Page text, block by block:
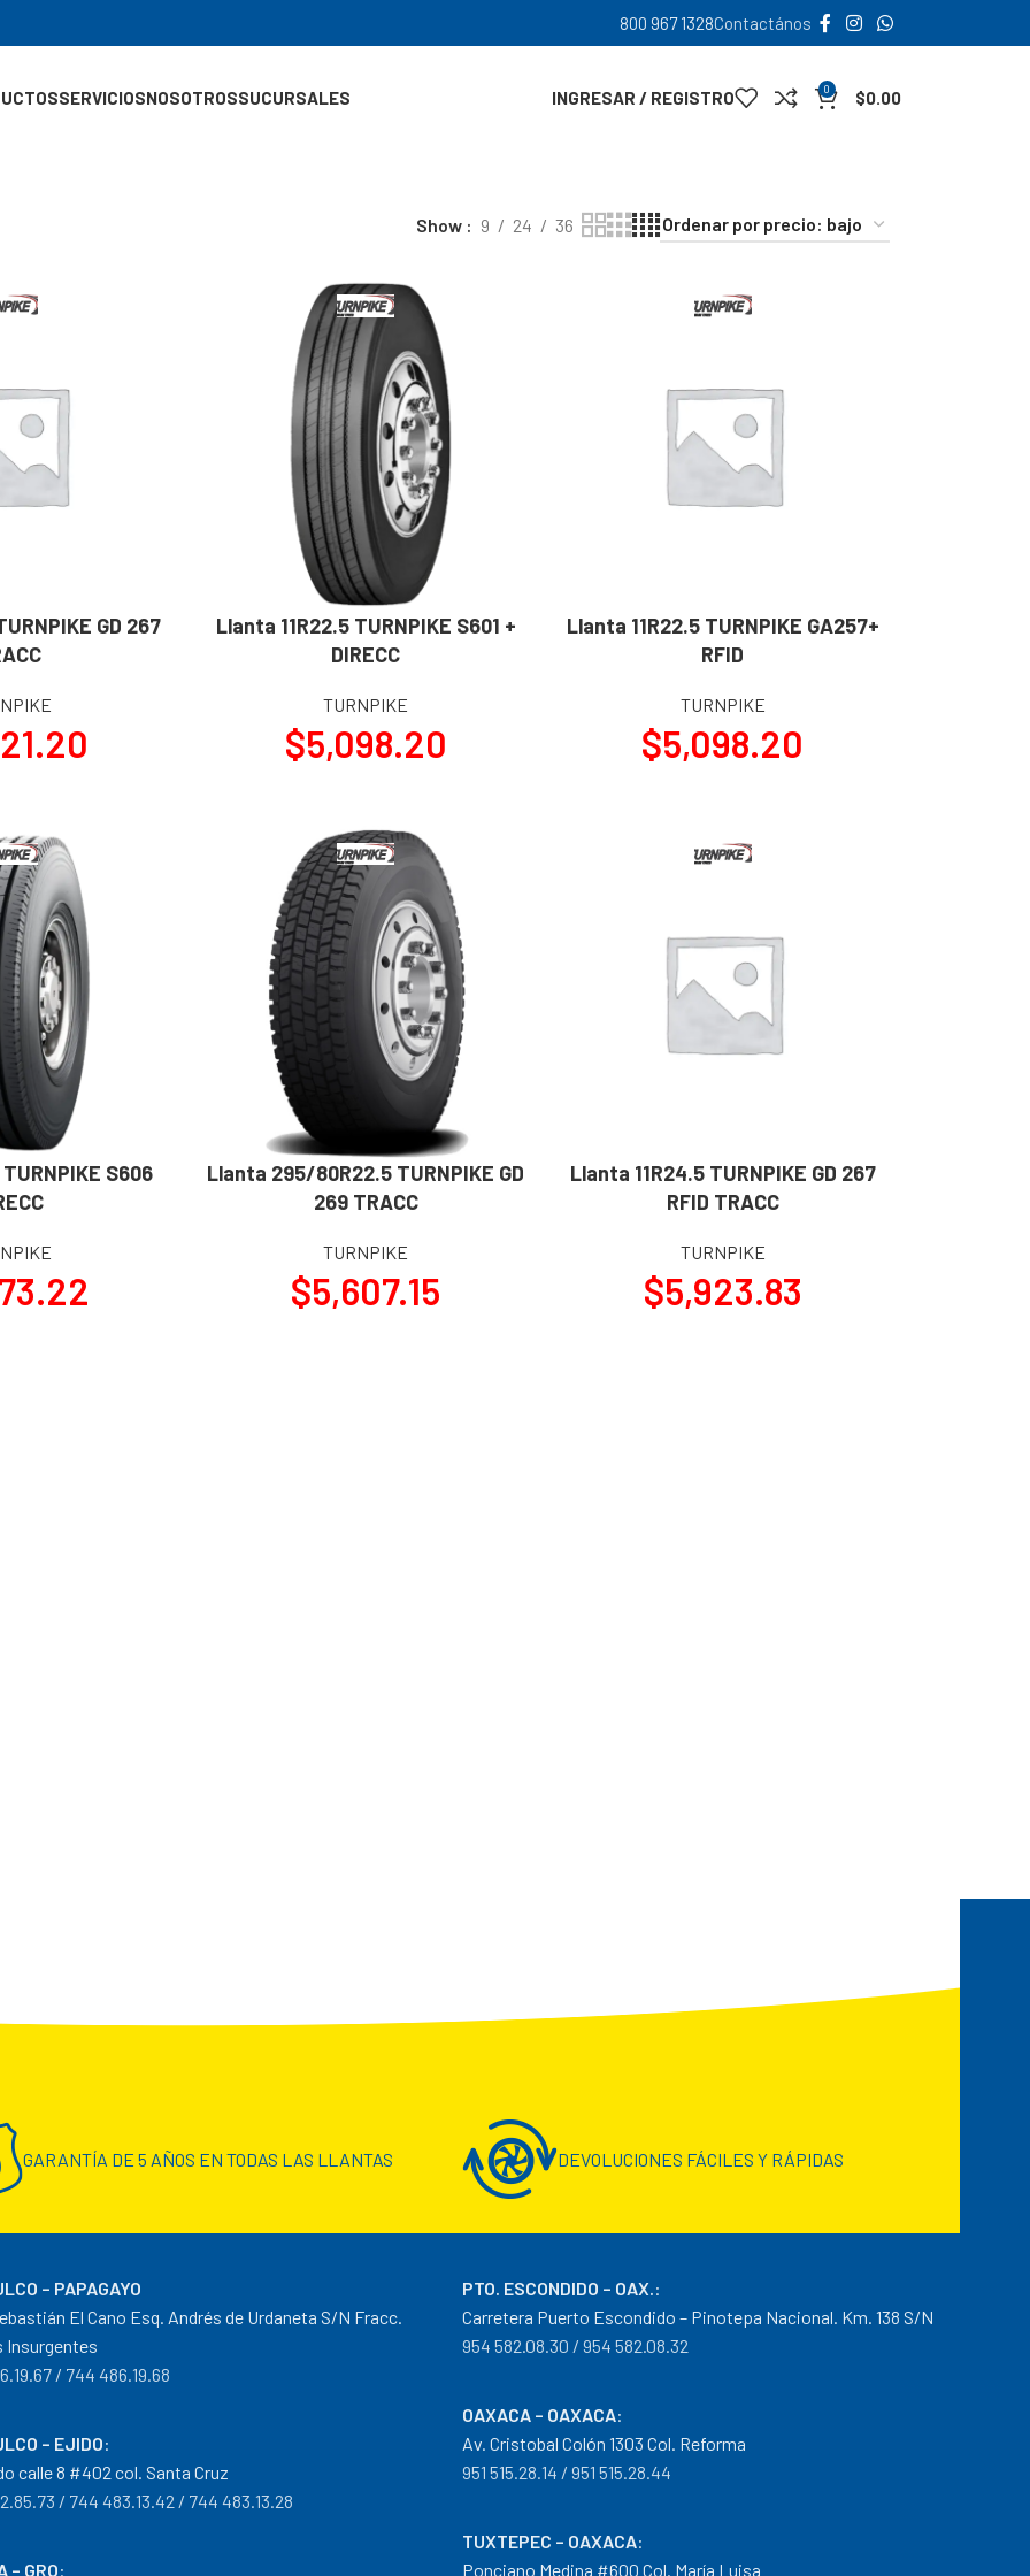
800 967 1328Contactános
SERVICIOSNOSOTROSSUCURSALES INGRESAR / REGISTRO 0 $0.00
Show 9 24 36
GD 267
AÑADIR AL CARRITO
Llanta 11R22.5 TURNPIKE S601 +
DIRECC
TURNPIKE
$5,098.20
AÑADIR AL CARRITO
Llanta 11R22.5 TURNPIKE GA257+
RFID
TURNPIKE
$5,098.20
S606
AÑADIR AL CARRITO
Llanta 295/80R22.5 TURNPIKE GD
269 TRACC
TURNPIKE
$5,607.15
AÑADIR AL CARRITO
Llanta 11R24.5 TURNPIKE GD 267
RFID TRACC
TURNPIKE
$5,923.83
GARANTÍA DE 5 AÑOS EN TODAS LAS LLANTAS DEVOLUCIONES FÁCILES Y RÁPIDAS
– PAPAGAYO
El Cano Esq. Andrés de Urdaneta S/N Fracc.
Insurgentes
/ 744 486.19.68
– EJIDO:
calle 8 #402 col. Santa Cruz
/ 744 483.13.42 / 744 483.13.28
– GRO:
PTO. ESCONDIDO – OAX. :
Carretera Puerto Escondido – Pinotepa Nacional. Km. 138 S/N
954 582.08.30 / 954 582.08.32
OAXACA – OAXACA:
Av. Cristobal Colón 1303 Col. Reforma
951 515.28.14 / 951 515.28.44
TUXTEPEC – OAXACA:
Ponciano Medina #600 Col. María Luisa